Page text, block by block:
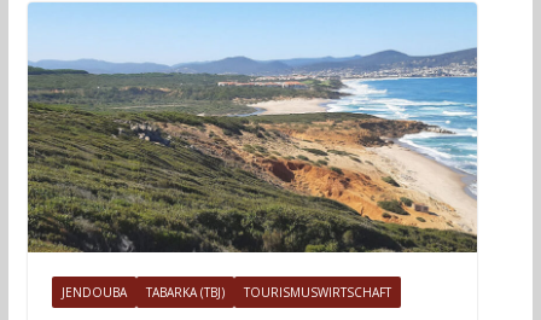
JENDOUBA TABARKA (TBJ) TOURISMUSWIRTSCHAFT